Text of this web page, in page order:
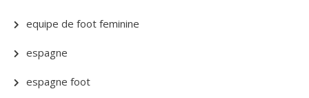
equipe de foot feminine
espagne
espagne foot